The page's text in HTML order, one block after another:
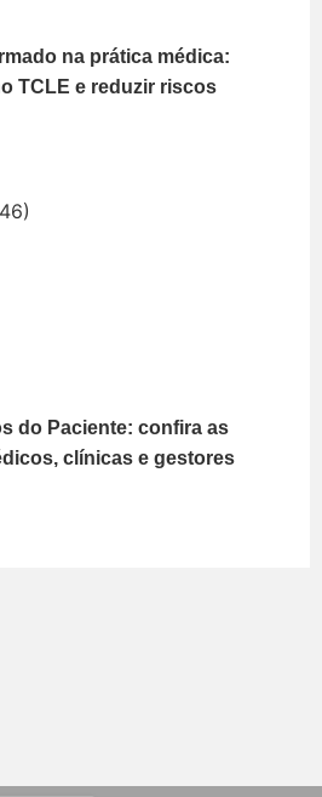
na prática médica:
TCLE e reduzir riscos
do Paciente: confira as
clínicas e gestores